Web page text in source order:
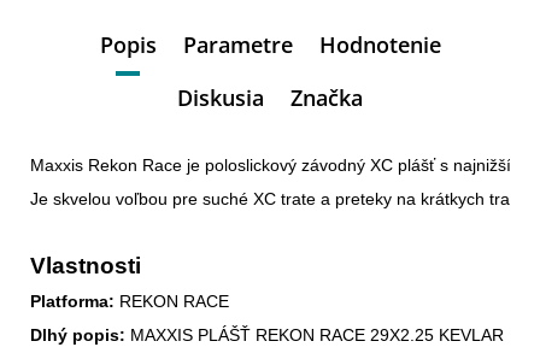
Popis Parametre
Hodnotenie
Diskusia
Značka
Maxxis Rekon Race je poloslickový závodný XC plášť s najnižším
Je skvelou voľbou pre suché XC trate a preteky na krátkych
Vlastnosti
Platforma:
Dlhý popis: